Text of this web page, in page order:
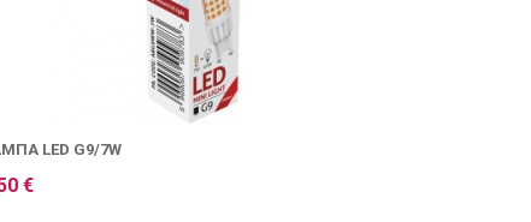
LED G9/7W
€